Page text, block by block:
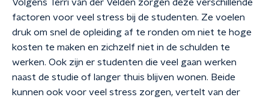
Volgens Terri van der Velden zorgen deze verschillende
factoren voor veel stress bij de studenten. Ze voelen
druk om snel de opleiding af te ronden om niet te hoge
kosten te maken en zichzelf niet in de schulden te
werken. Ook zijn er studenten die veel gaan werken
naast de studie of langer thuis blijven wonen. Beide
kunnen ook voor veel stress zorgen, vertelt van der